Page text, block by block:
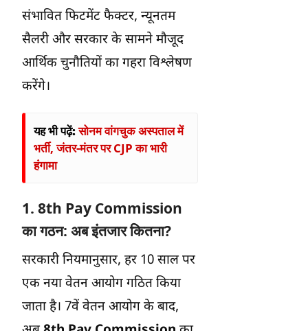
संभावित फिटमेंट फैक्टर, न्यूनतम
सैलरी और सरकार के सामने मौजूद
आर्थिक चुनौतियों का गहरा विश्लेषण
करेंगे।
यह भी पढ़ें:सोनम वांगचुक अस्पताल में
भर्ती, जंतर-मंतर पर CJP का भारी
हंगामा
1. 8th Pay Commission
का गठन: अब इंतजार कितना?
सरकारी नियमानुसार, हर 10 साल पर
एक नया वेतन आयोग गठित किया
जाता है। 7वें वेतन आयोग के बाद,